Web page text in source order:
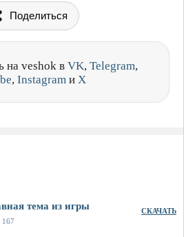
Поделиться
на veshok в VK, Telegram,
, Instagram и X
тема из игры
167
СКАЧАТЬ